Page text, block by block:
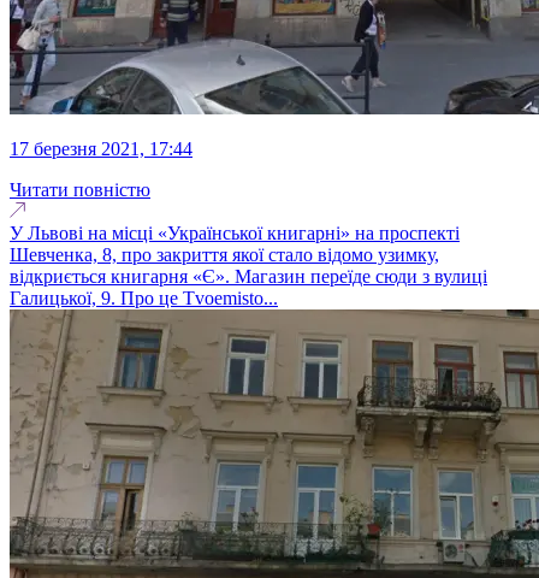
17 березня 2021, 17:44
Читати повністю
У Львові на місці «Української книгарні» на проспекті
Шевченка, 8, про закриття якої стало відомо узимку,
відкриється книгарня «Є». Магазин переїде сюди з вулиці
Галицької, 9. Про це Тvoemisto...